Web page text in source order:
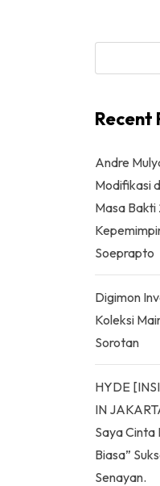
Recent
Andre
Modifikasi
Masa
Soeprapto
Digimon
Koleksi
Sorotan
HYDE
IN
Saya Cinta
Biasa”
Senayan.